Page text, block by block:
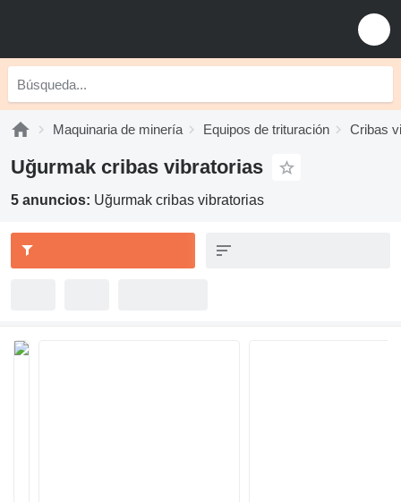
Maquinaria de minería Equipos de trituración Cribas
Uğurmak cribas vibratorias
5 anuncios: Uğurmak cribas vibratorias